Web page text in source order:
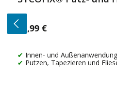
Regulärer Preis:
14,99 €
Innen- und Außenanwendung
Putzen, Tapezieren und